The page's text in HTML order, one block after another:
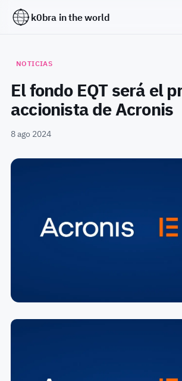
k0bra in the world
NOTICIAS
El fondo EQT será el
accionista de Acronis
8 ago 2024